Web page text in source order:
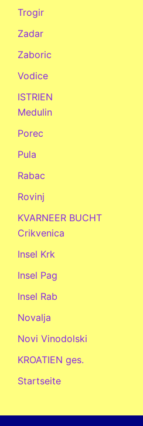
Trogir
Zadar
Zaboric
Vodice
ISTRIEN
Medulin
Porec
Pula
Rabac
Rovinj
KVARNEER BUCHT
Crikvenica
Insel Krk
Insel Pag
Insel Rab
Novalja
Novi Vinodolski
KROATIEN ges.
Startseite